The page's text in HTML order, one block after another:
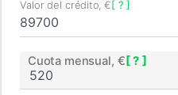
Valor del crédito, €[ ? ]
Cuota mensual, € [ ? ]